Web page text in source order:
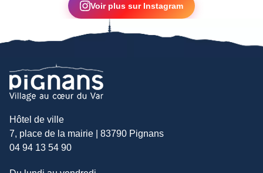
Voir plus sur Instagram
Hôtel de ville
7, place de la mairie | 83790 Pignans
04 94 13 54 90